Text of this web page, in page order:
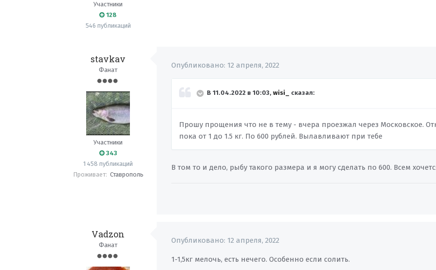
Участники
128
546 публикаций
stavkav
Фанат
Участники
343
1 458 публикаций
Проживает: Ставрополь
Опубликовано: 12 апреля, 2022
В 11.04.2022 в 10:03,wisi_ сказал:
Прошу прощения что не в тему - вчера проезжал через Московское.
пока от 1 до 1.5 кг. По 600 рублей. Вылавливают при тебе
В том то и дело, рыбу такого размера и я могу сделать по 600. Всем
Vadzon
Фанат
Опубликовано: 12 апреля, 2022
1-1,5кг мелочь, есть нечего. Особенно если солить.